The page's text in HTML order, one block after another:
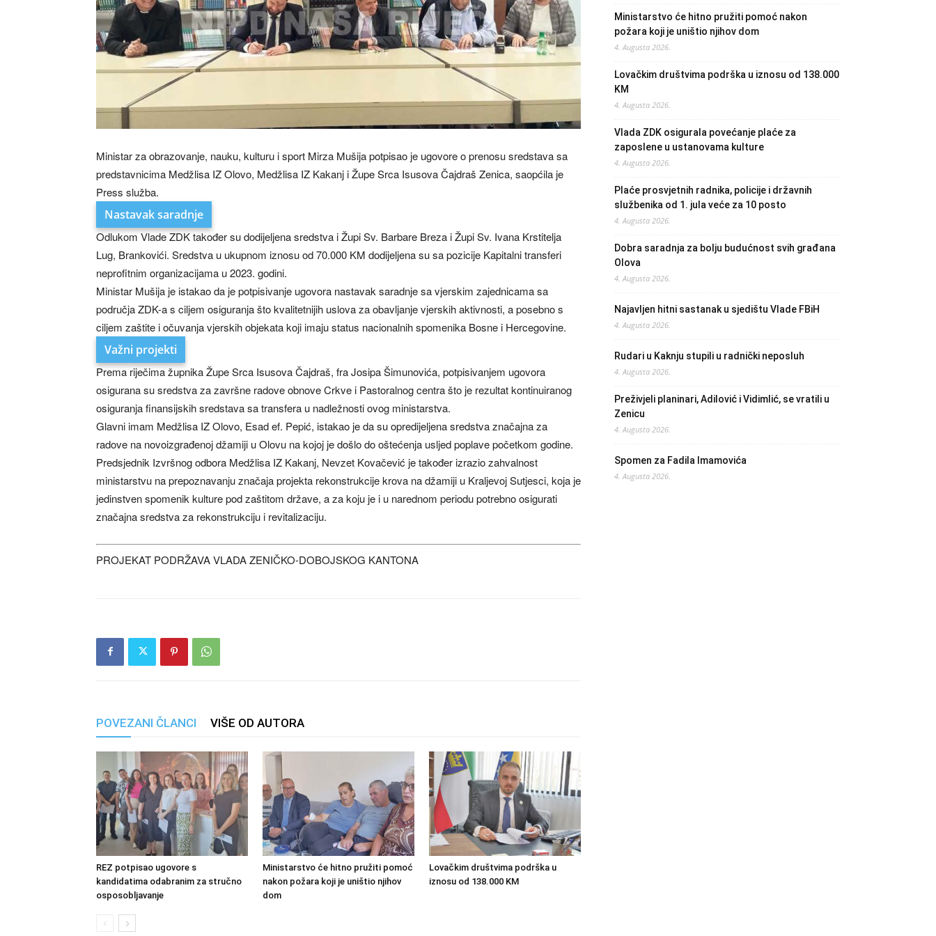
Ministar za obrazovanje, nauku, kulturu i sport Mirza Mušija potpisao je ugovore o prenosu sredstava sa
predstavnicima Medžlisa IZ Olovo, Medžlisa IZ Kakanj i Župe Srca Isusova Čajdraš Zenica, saopćila je
Press služba.
Nastavak saradnje
Odlukom Vlade ZDK također su dodijeljena sredstva i Župi Sv. Barbare Breza i Župi Sv. Ivana Krstitelja
Lug, Brankovići. Sredstva u ukupnom iznosu od 70.000 KM dodijeljena su sa pozicije Kapitalni transferi
neprofitnim organizacijama u 2023. godini.
Ministar Mušija je istakao da je potpisivanje ugovora nastavak saradnje sa vjerskim zajednicama sa
područja ZDK-a s ciljem osiguranja što kvalitetnijih uslova za obavljanje vjerskih aktivnosti, a posebno s
ciljem zaštite i očuvanja vjerskih objekata koji imaju status nacionalnih spomenika Bosne i Hercegovine.
Važni projekti
Prema riječima župnika Župe Srca Isusova Čajdraš, fra Josipa Šimunovića, potpisivanjem ugovora
osigurana su sredstva za završne radove obnove Crkve i Pastoralnog centra što je rezultat kontinuiranog
osiguranja finansijskih sredstava sa transfera u nadležnosti ovog ministarstva.
Glavni imam Medžlisa IZ Olovo, Esad ef. Pepić, istakao je da su opredijeljena sredstva značajna za
radove na novoizgrađenoj džamiji u Olovu na kojoj je došlo do oštećenja usljed poplave početkom godine.
Predsjednik Izvršnog odbora Medžlisa IZ Kakanj, Nevzet Kovačević je također izrazio zahvalnost
ministarstvu na prepoznavanju značaja projekta rekonstrukcije krova na džamiji u Kraljevoj Sutjesci, koja je
jedinstven spomenik kulture pod zaštitom države, a za koju je i u narednom periodu potrebno osigurati
značajna sredstva za rekonstrukciju i revitalizaciju.
PROJEKAT PODRŽAVA VLADA ZENIČKO-DOBOJSKOG KANTONA
POVEZANI ČLANCI VIŠE OD AUTORA
REZ potpisao ugovore s
kandidatima odabranim za stručno
osposobljavanje
Ministarstvo će hitno pružiti pomoć
nakon požara koji je uništio njihov
dom
Lovačkim društvima podrška u
iznosu od 138.000 KM
Ministarstvo će hitno pružiti pomoć nakon
požara koji je uništio njihov dom
4. Augusta 2026.
Lovačkim društvima podrška u iznosu od 138.000
KM
4. Augusta 2026.
Vlada ZDK osigurala povećanje plaće za
zaposlene u ustanovama kulture
4. Augusta 2026.
Plaće prosvjetnih radnika, policije i državnih
službenika od 1. jula veće za 10 posto
4. Augusta 2026.
Dobra saradnja za bolju budućnost svih građana
Olova
4. Augusta 2026.
Najavljen hitni sastanak u sjedištu Vlade FBiH
4. Augusta 2026.
Rudari u Kaknju stupili u radnički neposluh
4. Augusta 2026.
Preživjeli planinari, Adilović i Vidimlić, se vratili u
Zenicu
4. Augusta 2026.
Spomen za Fadila Imamovića
4. Augusta 2026.